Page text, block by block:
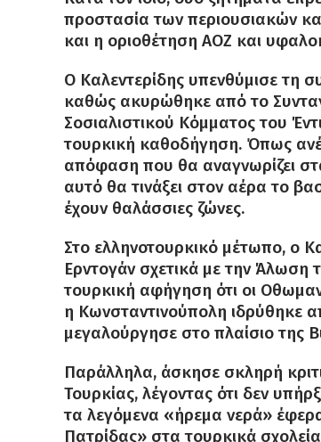
προστασία των περιουσιακών
και η οριοθέτηση ΑΟΖ και
Ο Καλεντερίδης υπενθύμισε τη
καθώς ακυρώθηκε από το
Σοσιαλιστικού Κόμματος του
τουρκική καθοδήγηση. Όπως
απόφαση που θα αναγνωρίζει
αυτό θα τινάξει στον αέρα το
έχουν θαλάσσιες ζώνες.
Στο ελληνοτουρκικό μέτωπο, ο
Ερντογάν σχετικά με την
τουρκική αφήγηση ότι οι
η Κωνσταντινούπολη ιδρύθηκε
μεγαλούργησε στο πλαίσιο της
Παράλληλα, άσκησε σκληρή
Τουρκίας, λέγοντας ότι δεν
τα λεγόμενα «ήρεμα νερά»
Πατρίδας» στα τουρκικά